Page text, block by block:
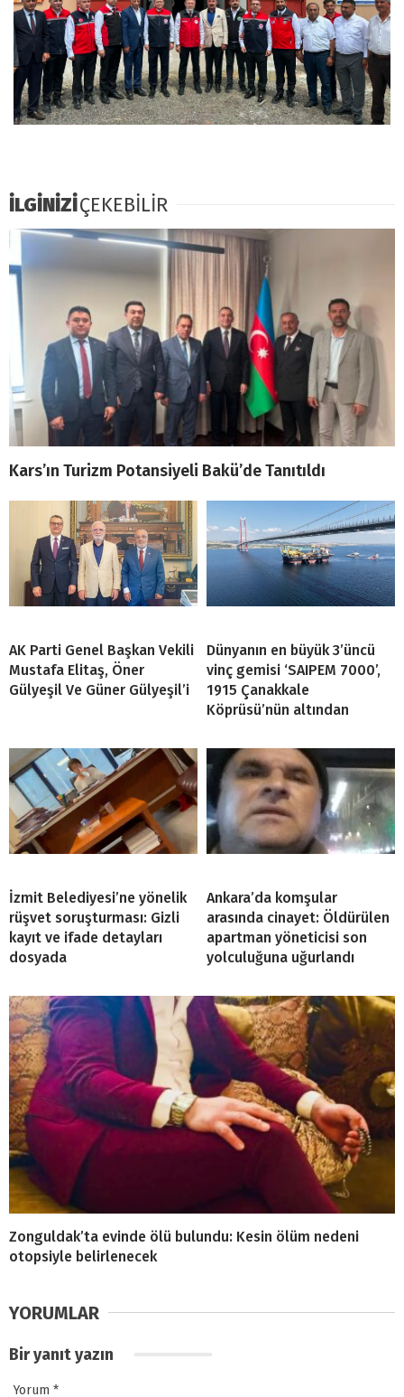
İLGİNİZİÇEKEBİLİR
Kars’ın Turizm Potansiyeli Bakü’de Tanıtıldı
AK Parti Genel Başkan Vekili
Mustafa Elitaş, Öner
Gülyeşil Ve Güner Gülyeşil’i
Dünyanın en büyük 3’üncü
vinç gemisi ‘SAIPEM 7000’,
1915 Çanakkale
Köprüsü’nün altından
İzmit Belediyesi’ne yönelik
rüşvet soruşturması: Gizli
kayıt ve ifade detayları
dosyada
Ankara’da komşular
arasında cinayet: Öldürülen
apartman yöneticisi son
yolculuğuna uğurlandı
Zonguldak’ta evinde ölü bulundu: Kesin ölüm nedeni
otopsiyle belirlenecek
YORUMLAR
Bir yanıt yazın
Yorum *